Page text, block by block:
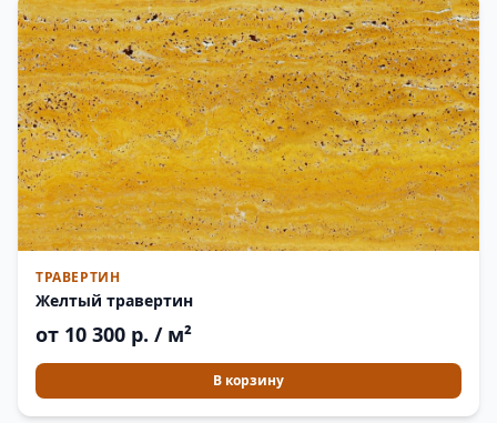
ТРАВЕРТИН
Желтый травертин
от 10 300 р. / м²
В корзину